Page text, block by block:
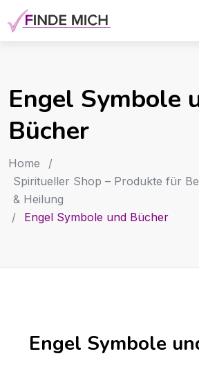
to
content
Engel Symbole
Bücher
Home
/
Spiritueller Shop – Produkte für
& Heilung
/
Engel Symbole und Bücher
Engel Symbole